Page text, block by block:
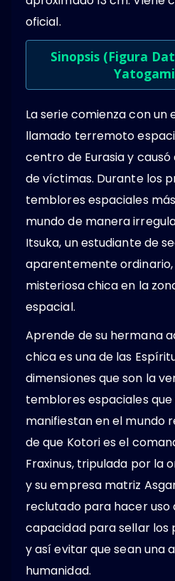
oficial.
Sinopsis (Figura
La serie comienza con
llamado terremoto
centro de Eurasia y causó
de víctimas. Durante los
temblores espaciales
mundo de manera
Itsuka, un estudiante de
aparentemente
misteriosa chica en la
espacial.
Aprende de su hermana
chica es una de las
dimensiones que son la
temblores espaciales
manifiestan en el mundo
de que Kotori es el
Fraxinus, tripulada por la
y su empresa matriz
reclutado para hacer uso
capacidad para sellar los
y así evitar que sean una
humanidad.